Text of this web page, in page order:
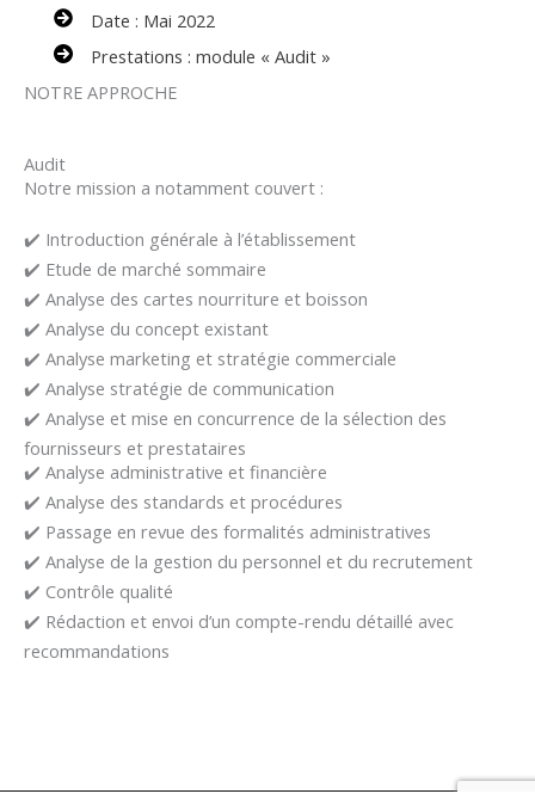
Date : Mai 2022
Prestations : module « Audit »
NOTRE APPROCHE
Audit
Notre mission a notamment couvert :
✔️ Introduction générale à l’établissement
✔️ Etude de marché sommaire
✔️ Analyse des cartes nourriture et boisson
✔️ Analyse du concept existant
✔️ Analyse marketing et stratégie commerciale
✔️ Analyse stratégie de communication
✔️ Analyse et mise en concurrence de la sélection des
fournisseurs et prestataires
✔️ Analyse administrative et financière
✔️ Analyse des standards et procédures
✔️ Passage en revue des formalités administratives
✔️ Analyse de la gestion du personnel et du recrutement
✔️ Contrôle qualité
✔️ Rédaction et envoi d’un compte-rendu détaillé avec
recommandations